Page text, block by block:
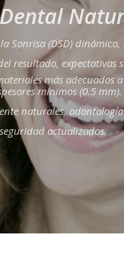
Sonrisa (DSD)
resultado, expectativas
más
mínimos (0.5 mm).
naturales,
actualizados.